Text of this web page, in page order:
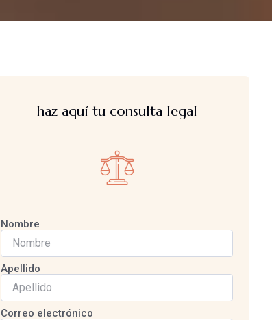
haz aquí tu consulta legal
Nombre
Apellido
Correo electrónico